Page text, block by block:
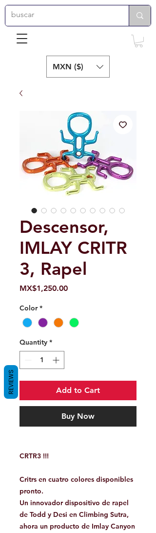
MXN ($)
Descensor,
IMLAY CRITR
3, Rapel
MX$1,250.00Price
Color *
Quantity *
Add to Cart
Buy Now
CRTR3 !!!
Critrs en cuatro colores disponibles
pronto.
Un innovador dispositivo de rapel
de Todd y Desi en Climbing Sutra,
ahora un producto de Imlay Canyon
REVIEWS